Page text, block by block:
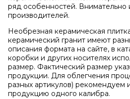
ряд особенностей. Внимательно
производителей.
Необрезная керамическая
керамический гранит имеют
описания формата на сайте, в
коробки и других носителях
размер. Фактический размер
продукции. Для облегчения
разных артикулов) рекомендуем
продукцию одного калибра.